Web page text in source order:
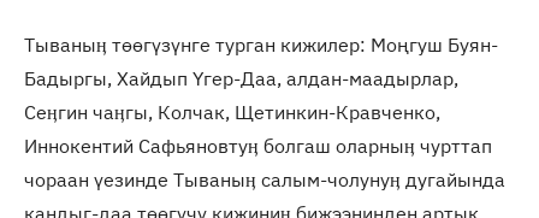
Тываныӊ төөгүзүнге турган кижилер: Моңгуш Буян-
Бадыргы, Хайдып Үгер-Даа, алдан-маадырлар,
Сеӊгин чаӊгы, Колчак, Щетинкин-Кравченко,
Иннокентий Сафьяновтуӊ болгаш оларныӊ чурттап
чораан үезинде Тываныӊ салым-чолунуӊ дугайында
кандыг-даа төөгүчү кижиниӊ бижээнинден артык